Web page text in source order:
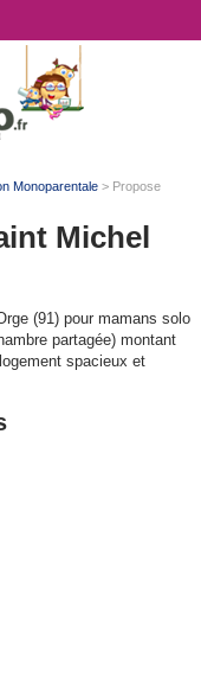
Monoparentale> Propose
Michel
(91) pour mamans solo
partagée) montant
spacieux et